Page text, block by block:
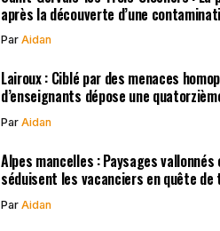
après la découverte d’une
Par Aidan
Lairoux : Ciblé par des menaces
d’enseignants dépose une
Par Aidan
Alpes mancelles : Paysages
séduisent les vacanciers en quête
Par Aidan